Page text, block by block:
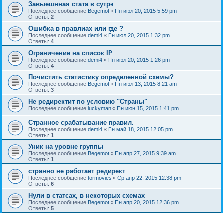
Завыешнная стата в сутре
Последнее сообщение Begemot « Пн июл 20, 2015 5:59 pm
Ответы: 2
Ошибка в правлиах или где ?
Последнее сообщение demi4 « Пн июл 20, 2015 1:32 pm
Ответы: 4
Ограничение на список IP
Последнее сообщение demi4 « Пн июл 20, 2015 1:26 pm
Ответы: 4
Почистить статистику определенной схемы?
Последнее сообщение Begemot « Пн июл 13, 2015 8:21 am
Ответы: 3
Не редиректит по условию "Страны"
Последнее сообщение luckyman « Пн июн 15, 2015 1:41 pm
Странное срабатывание правил.
Последнее сообщение demi4 « Пн май 18, 2015 12:05 pm
Ответы: 1
Уник на уровне группы
Последнее сообщение Begemot « Пн апр 27, 2015 9:39 am
Ответы: 1
странно не работает редирект
Последнее сообщение tormovies « Ср апр 22, 2015 12:38 pm
Ответы: 6
Нули в статсах, в некоторых схемах
Последнее сообщение Begemot « Пн апр 20, 2015 12:36 pm
Ответы: 5